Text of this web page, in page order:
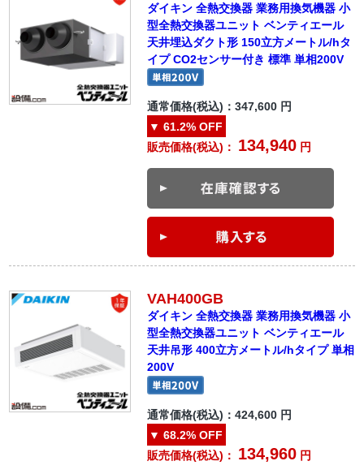
ダイキン 全熱交換器 業務用換気機器 小
型全熱交換器ユニット ベンティエール
天井埋込ダクト形 150立方メートル/hタ
イプ CO2センサー付き 標準 単相200V
通常価格(税込)：347,600 円
▼ 61.2% OFF
販売価格(税込)： 134,940 円
VAH400GB
ダイキン 全熱交換器 業務用換気機器 小
型全熱交換器ユニット ベンティエール
天井吊形 400立方メートル/hタイプ 単相
200V
通常価格(税込)：424,600 円
▼ 68.2% OFF
販売価格(税込)： 134,960 円